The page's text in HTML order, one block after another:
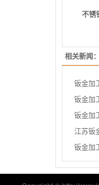
不锈
相关新闻：
钣金加
钣金加
钣金加
江苏钣
钣金加